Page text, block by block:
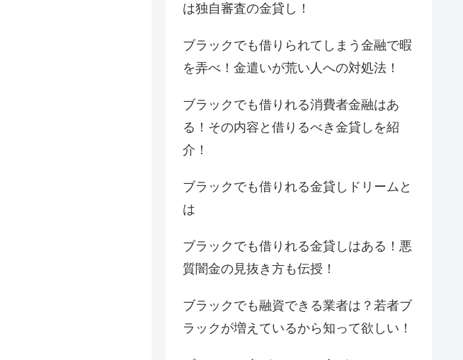
は独自審査の金貸し！
ブラックでも借りられてしまう金融で暇
を弄べ！金遣いが荒い人への対処法！
ブラックでも借りれる消費者金融はあ
る！その内容と借りるべき金貸しを紹
介！
ブラックでも借りれる金貸しドリームと
は
ブラックでも借りれる金貸しはある！悪
質闇金の見抜き方も伝授！
ブラックでも融資できる業者は？若者ブ
ラックが増えているから知って欲しい！